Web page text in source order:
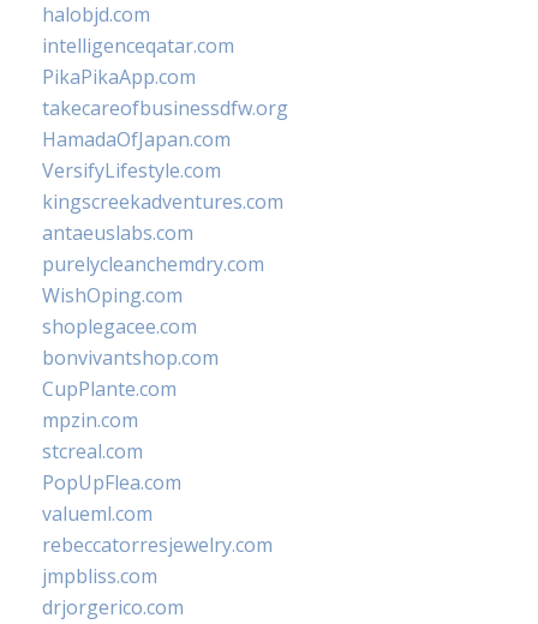
halobjd.com
intelligenceqatar.com
PikaPikaApp.com
takecareofbusinessdfw.org
HamadaOfJapan.com
VersifyLifestyle.com
kingscreekadventures.com
antaeuslabs.com
purelycleanchemdry.com
WishOping.com
shoplegacee.com
bonvivantshop.com
CupPlante.com
mpzin.com
stcreal.com
PopUpFlea.com
valueml.com
rebeccatorresjewelry.com
jmpbliss.com
drjorgerico.com